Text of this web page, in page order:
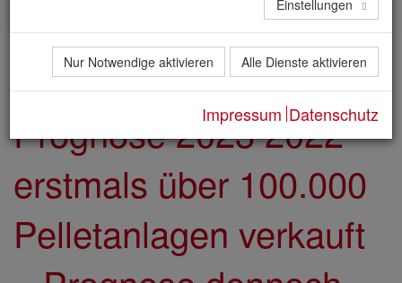
Home
Pelletmarkt 2022 und
Prognose 2023 2022
erstmals über 100.000
Pelletanlagen verkauft
Einstellungen
Nur Notwendige aktivieren Alle Dienste aktivieren
Impressum Datenschutz